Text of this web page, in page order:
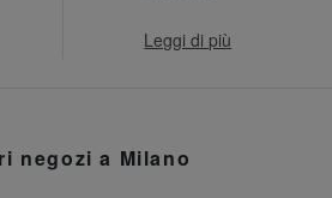
Leggi di più
negozi a Milano